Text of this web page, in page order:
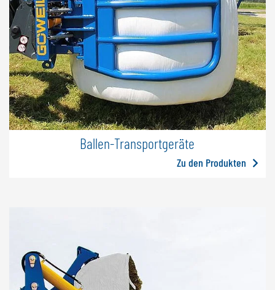
Ballen-Transportgeräte
Zu den Produkten